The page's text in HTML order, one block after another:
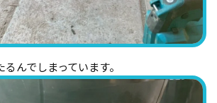
んでしまっています。